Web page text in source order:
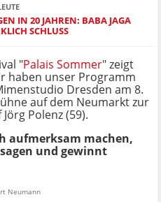
IN 20 JAHREN: BABA JAGA
SCHLUSS
"Palais Sommer" zeigt
haben unser Programm
Dresden am 8.
auf dem Neumarkt zur
Polenz (59).
aufmerksam machen,
und gewinnt
Neumann